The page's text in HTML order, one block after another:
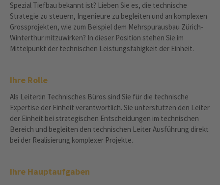
Spezial Tiefbau bekannt ist? Lieben Sie es, die technische
Strategie zu steuern, Ingenieure zu begleiten und an komplexen
Grossprojekten, wie zum Beispiel dem Mehrspurausbau Zürich-
Winterthur mitzuwirken? In dieser Position stehen Sie im
Mittelpunkt der technischen Leistungsfähigkeit der Einheit.
Ihre Rolle
Als Leiter:in Technisches Büros sind Sie für die technische
Expertise der Einheit verantwortlich. Sie unterstützen den Leiter
der Einheit bei strategischen Entscheidungen im technischen
Bereich und begleiten den technischen Leiter Ausführung direkt
bei der Realisierung komplexer Projekte.
Ihre Hauptaufgaben